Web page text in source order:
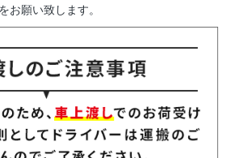
お願い致します。